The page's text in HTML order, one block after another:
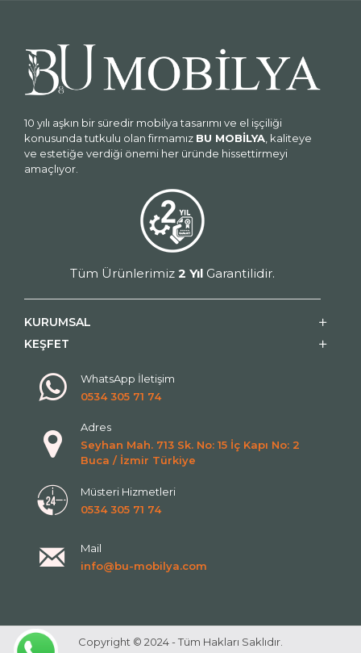
10 yılı aşkın bir süredir mobilya tasarımı ve el işçiliği
konusunda tutkulu olan firmamız BU MOBİLYA , kaliteye
ve estetiğe verdiği önemi her üründe hissettirmeyi
amaçlıyor.
Tüm Ürünlerimiz 2 YılGarantilidir.
KURUMSAL
KEŞFET
WhatsApp İletişim
0534 305 71 74
Adres
Seyhan Mah. 713 Sk. No: 15 İç Kapı No: 2
Buca / İzmir Türkiye
Müsteri Hizmetleri
0534 305 71 74
Mail
info@bu-mobilya.com
Copyright © 2024 - Tüm Hakları Saklıdır.